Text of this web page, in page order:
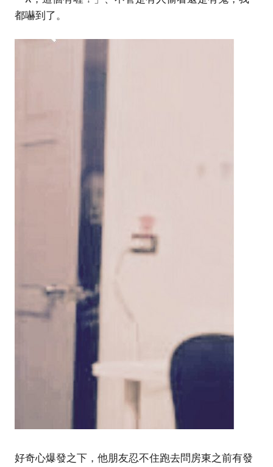
都嚇到了。
好奇心爆發之下，他朋友忍不住跑去問房東之前有發